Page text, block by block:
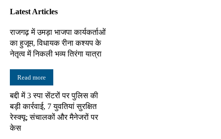
Latest Articles
राजगढ़ में उमड़ा भाजपा कार्यकर्ताओं
का हुजूम, विधायक रीना कश्यप के
नेतृत्व में निकली भव्य तिरंगा यात्रा
Read more
बद्दी में 3 स्पा सेंटरों पर पुलिस की
बड़ी कार्रवाई, 7 युवतियां सुरक्षित
रेस्क्यू; संचालकों और मैनेजरों पर
केस